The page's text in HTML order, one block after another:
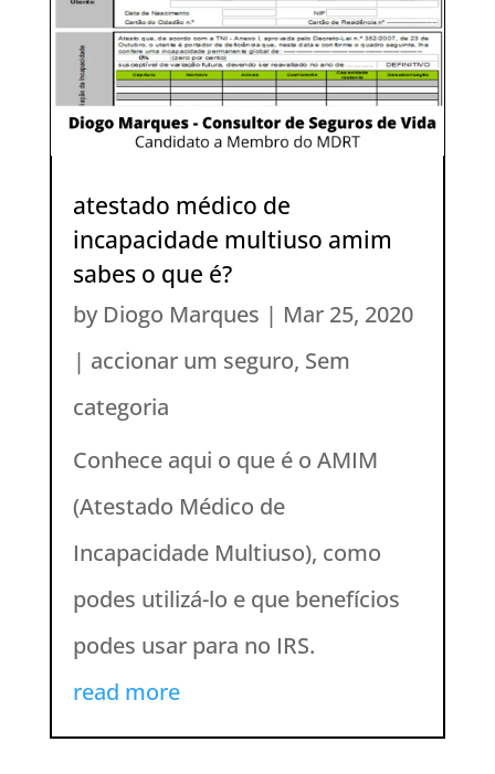
atestado médico de
incapacidade multiuso amim
sabes o que é?
by Diogo Marques | Mar 25, 2020
| accionar um seguro, Sem
categoria
Conhece aqui o que é o AMIM
(Atestado Médico de
Incapacidade Multiuso), como
podes utilizá-lo e que benefícios
podes usar para no IRS.
read more